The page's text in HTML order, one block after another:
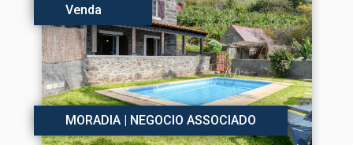
Venda
MORADIA | NEGOCIO ASSOCIADO